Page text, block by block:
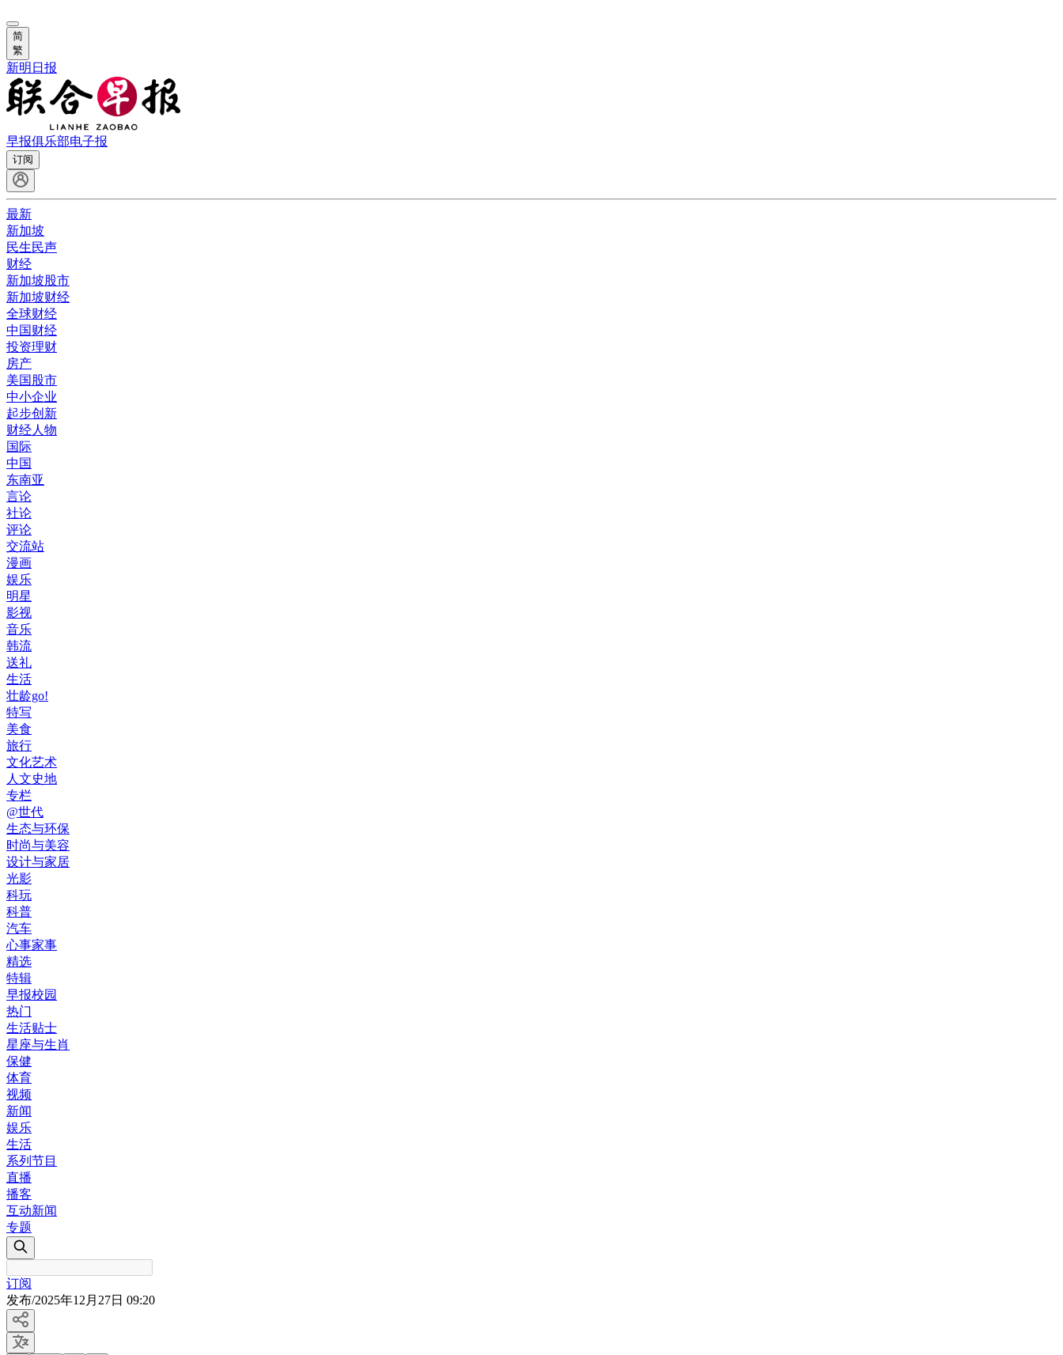
简
繁
新明日报
早报俱乐部电子报
订阅
最新
新加坡
民生民声
财经
新加坡股市
新加坡财经
全球财经
中国财经
投资理财
房产
美国股市
中小企业
起步创新
财经人物
国际
中国
东南亚
言论
社论
评论
交流站
漫画
娱乐
明星
影视
音乐
韩流
送礼
生活
壮龄go!
特写
美食
旅行
文化艺术
人文史地
专栏
@世代
生态与环保
时尚与美容
设计与家居
光影
科玩
科普
汽车
心事家事
精选
特辑
早报校园
热门
生活贴士
星座与生肖
保健
体育
视频
新闻
娱乐
生活
系列节目
直播
播客
互动新闻
专题
订阅
发布/2025年12月27日 09:20